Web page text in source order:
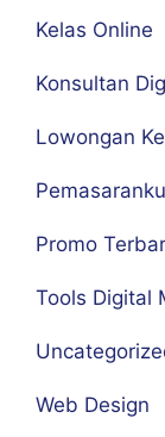
Kelas Online
Konsultan
Lowongan
Promo
Tools Digital
Web Design